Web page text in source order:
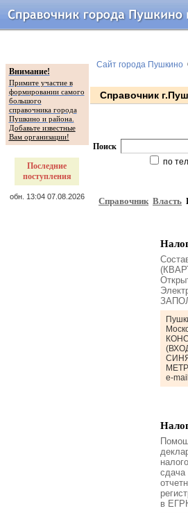
Внимание!
Примите участие в
формировании самого
большого
справочника города
Пушкино и района.
Добавьте известные
Вам организации!
Последние
поступления
обн. 13:04 07.08.2026
Сайт города Пушкино
Справочник
Поиск
по
Справочник Власть
e-
сдача
в